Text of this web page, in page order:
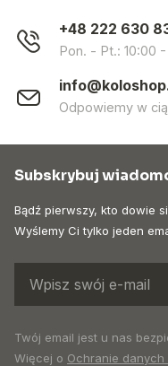
+48 222 630
Pon. - Pt.: 10:00 -
Odpowiemy w
Subskrybuj
Bądź pierwszy, kto dowie
Wyślemy Ci tylko jeden
Twój email jest u nas
Więcej o Ochranie